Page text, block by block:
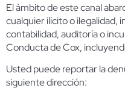
El ámbito de este canal
cualquier ilícito o ilegalidad,
contabilidad, auditoría o
Conducta de Cox,
Usted puede reportar la
siguiente dirección: